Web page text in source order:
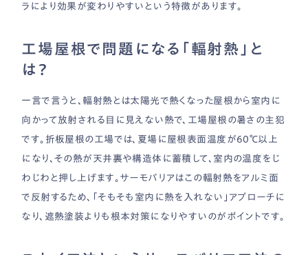
ラにより効果が変わりやすいという特徴があります。
工場屋根で問題になる「輻射熱」と
は？
一言で言うと、輻射熱とは太陽光で熱くなった屋根から室内に
向かって放射される目に見えない熱で、工場屋根の暑さの主犯
です。折板屋根の工場では、夏場に屋根表面温度が60℃以上
になり、その熱が天井裏や構造体に蓄積して、室内の温度をじ
わじわと押し上げます。サーモバリアはこの輻射熱をアルミ面
で反射するため、「そもそも室内に熱を入れない」アプローチに
なり、遮熱塗装よりも根本対策になりやすいのがポイントです。